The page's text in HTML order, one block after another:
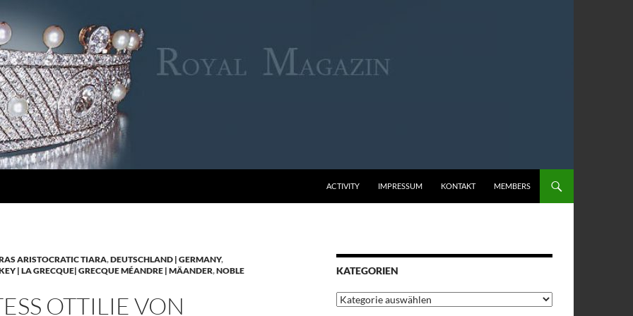
ACTIVITY IMPRESSUM KONTAKT MEMBERS
ARISTOCRATIC TIARA,DEUTSCHLAND | GERMANY,
| LA GRECQUE| GRECQUE MÉANDRE | MÄANDER,NOBLE
OTTILIE VON
KATEGORIEN
Kategorien